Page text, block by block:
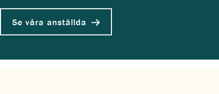
Se våra anställda